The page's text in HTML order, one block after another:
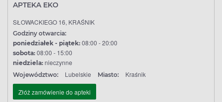
APTEKA EKO
SŁOWACKIEGO 16, KRAŚNIK
Godziny otwarcia:
poniedziałek - piątek: 08:00 - 20:00
sobota: 08:00 - 15:00
niedziela: nieczynne
Województwo: Lubelskie Miasto: Kraśnik
Złóż zamówienie do apteki